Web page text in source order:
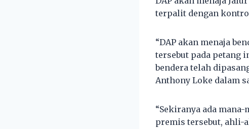
terpalit dengan
“DAP akan menaja
tersebut pada petang
bendera telah
Anthony Loke dalam
“Sekiranya ada
premis tersebut, ahli-